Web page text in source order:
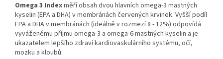
Omega 3 Indexměří obsah dvou hlavních omega-3 mastných
kyselin (EPA a DHA) v membránách červených krvinek. Vyšší podíl
EPA a DHA v membránách (ideálně v rozmezí 8 - 12%) odpovídá
vyváženému příjmu omega-3 a omega-6 mastných kyselin a je
ukazatelem lepšího zdraví kardiovaskulárního systému, očí,
mozku a kloubů.